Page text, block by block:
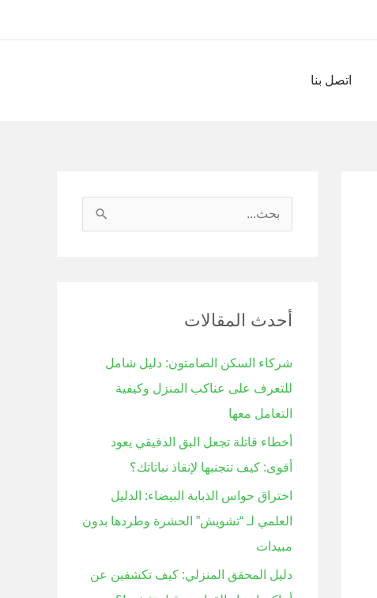
اتصل بنا
ث
ن
:
أحدث المقالات
شركاء السكن الصامتون: دليل شامل
للتعرف على عناكب المنزل وكيفية
التعامل معها
أخطاء قاتلة تجعل البق الدقيقي يعود
أقوى: كيف تتجنبها لإنقاذ نباتاتك؟
اختراق حواس الذبابة البيضاء: الدليل
العلمي لـ “تشويش” الحشرة وطردها بدون
مبيدات
دليل المحقق المنزلي: كيف تكشفين عن